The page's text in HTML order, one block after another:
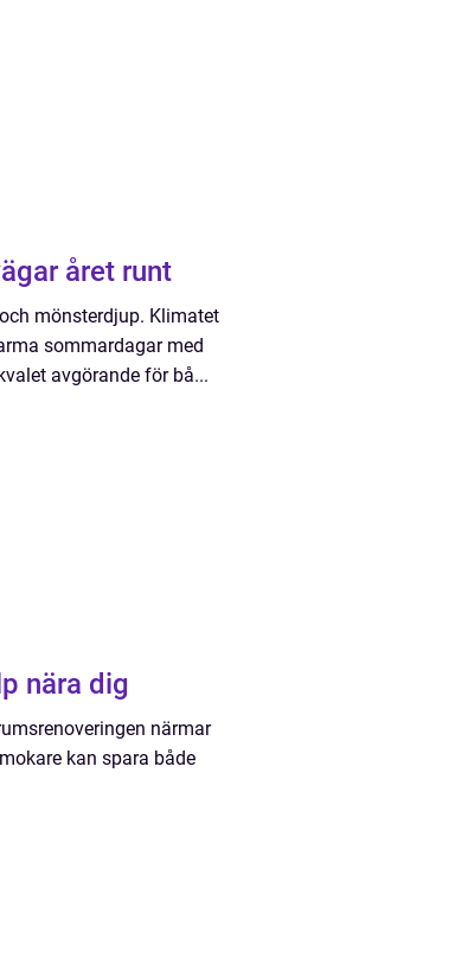
alla vägar året runt
mönsterdjup. Klimatet
sommardagar med
avgörande för bå...
nära dig
närmar
kan spara både